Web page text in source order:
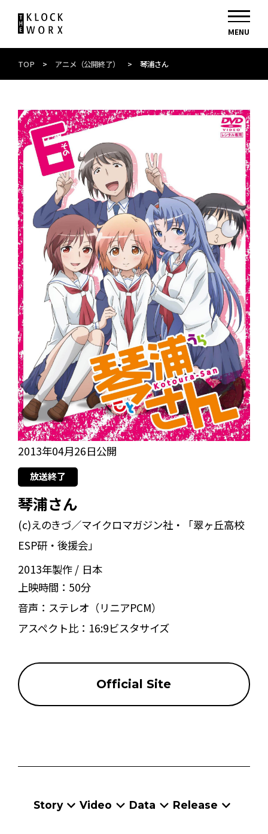
TOP > アニメ（公開終了） > 琴浦さん
2013年04月26日公開
放送終了
琴浦さん
(c)えのきづ／マイクロマガジン社・「翠ヶ丘高校
ESP研・後援会」
2013年製作
日本
上映時間： 50分
音声： ステレオ（リニアPCM）
アスペクト比： 16:9ビスタサイズ
Official Site
Story Video Data Release